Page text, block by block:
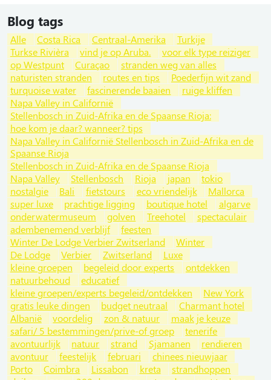
Blog tags
Alle Costa Rica Centraal-Amerika
Turkije
Turkse Rivièra
vind je op Aruba.
voor elk type reiziger
op Westpunt
Curaçao
stranden weg van alles
naturisten stranden
routes en tips
Poederfijn wit zand
turquoise water
fascinerende baaien
ruige kliffen
Napa Valley in Californië
Stellenbosch in Zuid-Afrika en de Spaanse Rioja:
hoe kom je daar? wanneer? tips
Napa Valley in Californië Stellenbosch in Zuid-Afrika en de
Spaanse Rioja
Stellenbosch in Zuid-Afrika en de Spaanse Rioja
Napa Valley
Stellenbosch Rioja japan
tokio
nostalgie
Bali fietstours eco vriendelijk
Mallorca
super luxe
prachtige ligging boutique hotel
algarve
onderwatermuseum
golven Treehotel
spectaculair
adembenemend verblijf
feesten
Winter De Lodge Verbier Zwitserland
Winter
De Lodge
Verbier Zwitserland
Luxe
kleine groepen
begeleid door experts
ontdekken
natuurbehoud
educatief
kleine groepen/experts begeleid/ontdekken
New York
gratis leuke dingen
budget neutraal
Charmant hotel
Albanië
voordelig zon & natuur
maak je keuze
safari/ 5 bestemmingen/prive-of groep
tenerife
avontuurlijk
natuur strand Sjamanen
rendieren
avontuur
feestelijk februari
chinees nieuwjaar
Porto
Coimbra Lissabon kreta
strandhoppen